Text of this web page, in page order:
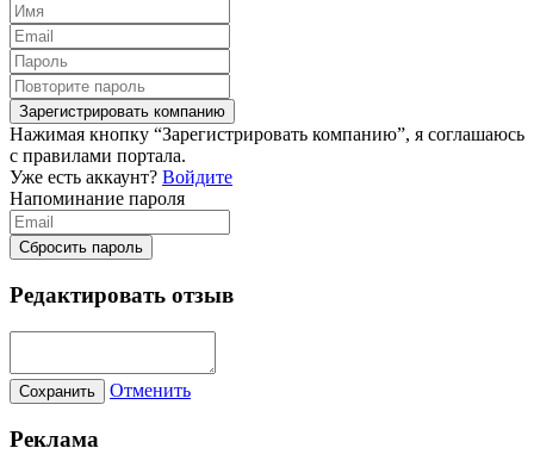
Зарегистрировать компанию
Нажимая кнопку “Зарегистрировать компанию”, я соглашаюсь
с правилами портала.
Уже есть аккаунт? Войдите
Напоминание пароля
Сбросить пароль
Редактировать отзыв
Сохранить Отменить
Реклама